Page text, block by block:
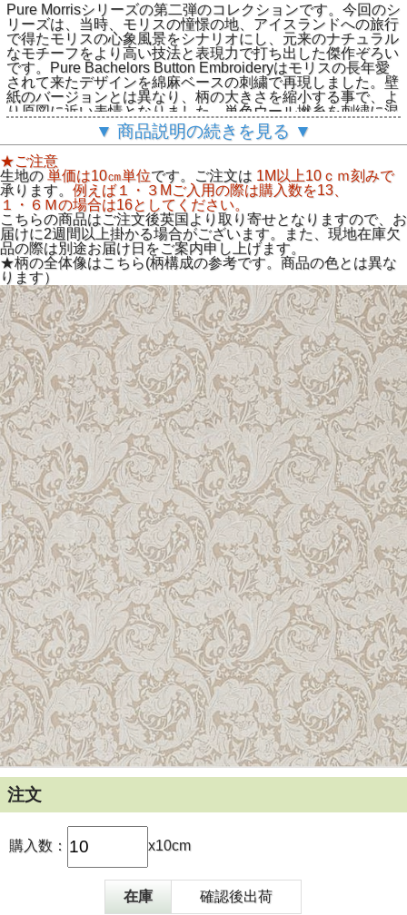
Pure Morrisシリーズの第二弾のコレクションです。今回のシ
リーズは、当時、モリスの憧憬の地、アイスランドへの旅行
で得たモリスの心象風景をシナリオにし、元来のナチュラル
なモチーフをより高い技法と表現力で打ち出した傑作ぞろい
です。Pure Bachelors Button Embroideryはモリスの長年愛
されて来たデザインを綿麻ベースの刺繍で再現しました。壁
紙のバージョンとは異なり、柄の大きさを縮小する事で、よ
り原図に近い表情となりました。単色ウール撚糸を刺繍に混
ぜる事で大変上品な生地に仕上がってます。是非カーテンで
お使い頂けるとその完成度が実感頂けるでしょう。生地巾
135cm柄の間隔46.5cm素材麻44％ポリ32%綿13%ウール
11%
▼ 商品説明の続きを見る ▼
★ご注意
生地の 単価は10㎝単位です。ご注文は 1M以上10ｃｍ刻みで
承ります。 例えば１・３Mご入用の際は購入数を13、
１・６Ｍの場合は16としてください。
こちらの商品はご注文後英国より取り寄せとなりますので、お
届けに2週間以上掛かる場合がございます。また、現地在庫欠
品の際は別途お届け日をご案内申し上げます。
★柄の全体像はこちら(柄構成の参考です。商品の色とは異な
ります）
注文
購入数： x10cm
在庫 確認後出荷